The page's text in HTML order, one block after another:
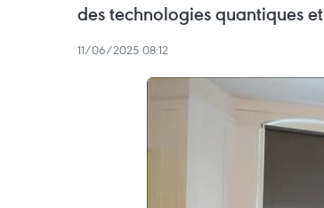
des technologies quantiques
11/06/2025 08:12